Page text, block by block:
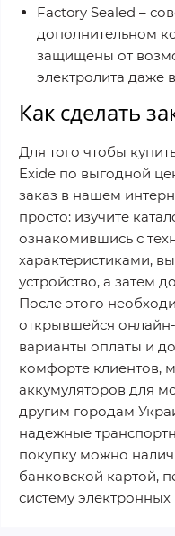
Factory Sealed –
дополнительном
защищены от
электролита даже
Как сделать
Для того чтобы
Exide по выгодной
заказ в нашем
просто: изучите
ознакомившись с
характеристиками,
устройство, а затем
После этого
открывшейся
варианты оплаты и
комфорте клиентов,
аккумуляторов для
другим городам
надежные
покупку можно
банковской картой,
систему электронных